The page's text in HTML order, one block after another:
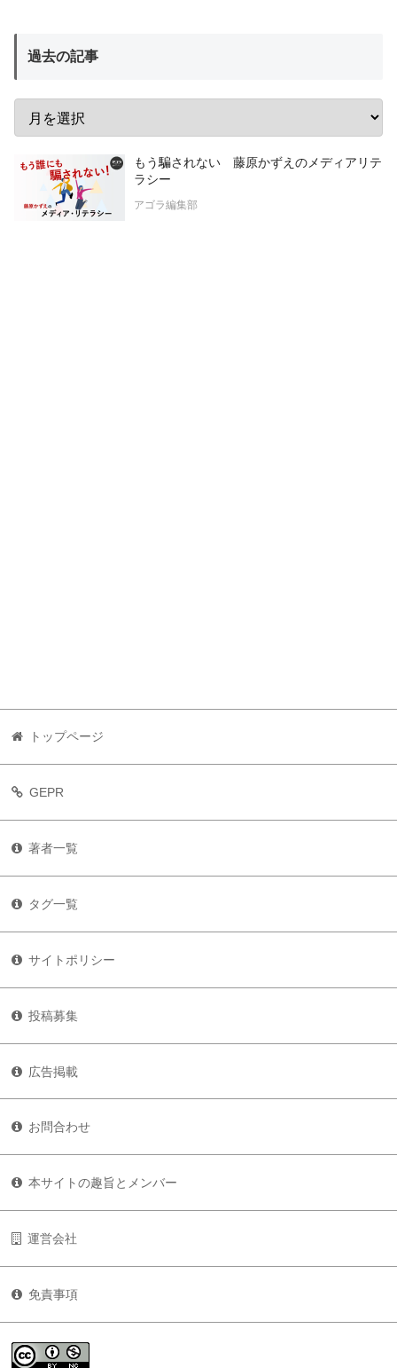
過去の記事
もう騙されない 藤原かずえのメディアリテ
ラシー
アゴラ編集部
トップページ
GEPR
著者一覧
タグ一覧
サイトポリシー
投稿募集
広告掲載
お問合わせ
本サイトの趣旨とメンバー
運営会社
免責事項